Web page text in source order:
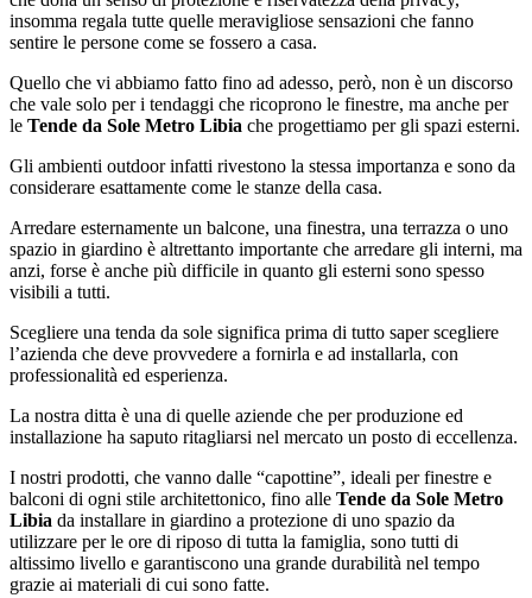
insomma regala tutte quelle meravigliose sensazioni che fanno
sentire le persone come se fossero a casa.
Quello che vi abbiamo fatto fino ad adesso, però, non è un discorso
che vale solo per i tendaggi che ricoprono le finestre, ma anche per
le Tende da Sole Metro Libia che progettiamo per gli spazi esterni.
Gli ambienti outdoor infatti rivestono la stessa importanza e sono da
considerare esattamente come le stanze della casa.
Arredare esternamente un balcone, una finestra, una terrazza o uno
spazio in giardino è altrettanto importante che arredare gli interni, ma
anzi, forse è anche più difficile in quanto gli esterni sono spesso
visibili a tutti.
Scegliere una tenda da sole significa prima di tutto saper scegliere
l’azienda che deve provvedere a fornirla e ad installarla, con
professionalità ed esperienza.
La nostra ditta è una di quelle aziende che per produzione ed
installazione ha saputo ritagliarsi nel mercato un posto di eccellenza.
I nostri prodotti, che vanno dalle “capottine”, ideali per finestre e
balconi di ogni stile architettonico, fino alle Tende da Sole Metro
Libia da installare in giardino a protezione di uno spazio da
utilizzare per le ore di riposo di tutta la famiglia, sono tutti di
altissimo livello e garantiscono una grande durabilità nel tempo
grazie ai materiali di cui sono fatte.